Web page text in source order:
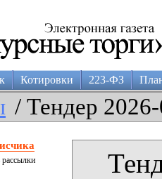
Котировки 223-ФЗ
/ Тендер